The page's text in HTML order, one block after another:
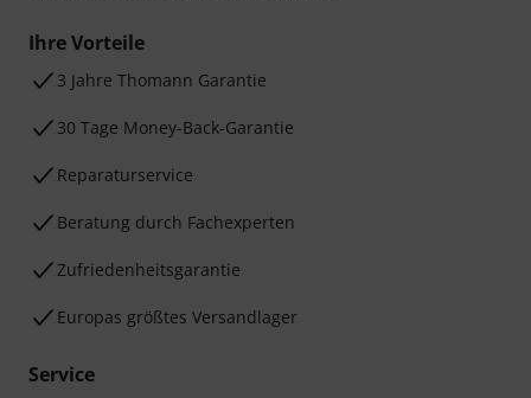
Ihre Vorteile
3 Jahre Thomann Garantie
30 Tage Money-Back-Garantie
Reparaturservice
Beratung durch Fachexperten
Zufriedenheitsgarantie
Europas größtes Versandlager
Service